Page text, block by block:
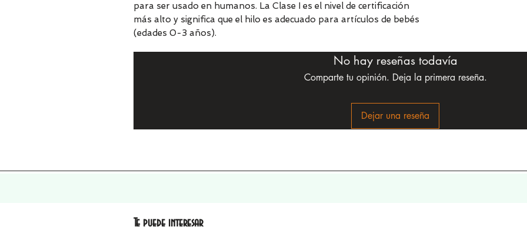
para ser usado en humanos. La Clase I es el nivel de certificación
más alto y significa que el hilo es adecuado para artículos de bebés
(edades 0-3 años).
No hay reseñas todavía
Comparte tu opinión. Deja la primera reseña.
Dejar una reseña
Te puede interesar